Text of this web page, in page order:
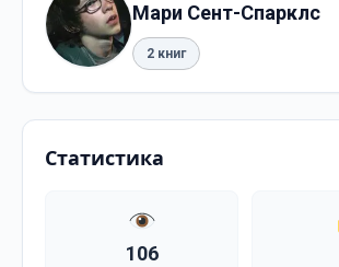
Мари Сент-Спарклс
2 книг
Статистика
106